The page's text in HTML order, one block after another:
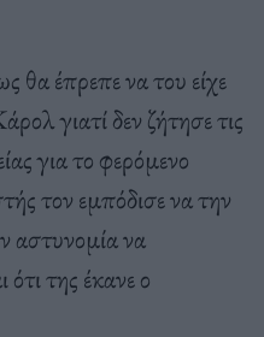
θα έπρεπε να του είχε
γιατί δεν ζήτησε τις
για το φερόμενο
τον εμπόδισε να την
αστυνομία να
ότι της έκανε ο